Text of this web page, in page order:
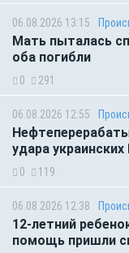
06.08.2026 13:15
Мать пыталась
оба погибли
0 291
06.08.2026 12:55
удара
0 119
06.08.2026 12:38
12-летний
помощь пришли